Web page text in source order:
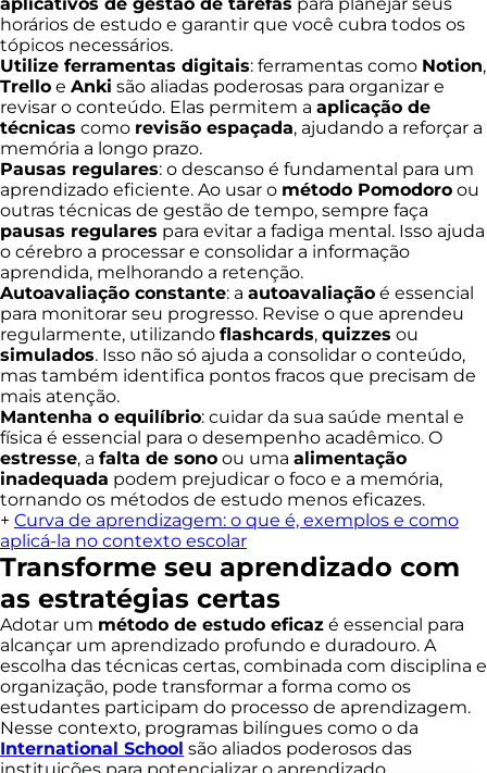
horários de estudo e garantir que você cubra todos os
tópicos necessários.
Utilize ferramentas digitais: ferramentas como Notion,
Trello e Anki são aliadas poderosas para organizar e
revisar o conteúdo. Elas permitem a aplicação de
técnicas como revisão espaçada, ajudando a reforçar a
memória a longo prazo.
Pausas regulares: o descanso é fundamental para um
aprendizado eficiente. Ao usar o método Pomodoro ou
outras técnicas de gestão de tempo, sempre faça
pausas regulares para evitar a fadiga mental. Isso ajuda
o cérebro a processar e consolidar a informação
aprendida, melhorando a retenção.
Autoavaliação constante: a autoavaliação é essencial
para monitorar seu progresso. Revise o que aprendeu
regularmente, utilizando flashcards, quizzes ou
simulados. Isso não só ajuda a consolidar o conteúdo,
mas também identifica pontos fracos que precisam de
mais atenção.
Mantenha o equilíbrio: cuidar da sua saúde mental e
física é essencial para o desempenho acadêmico. O
estresse, a falta de sono ou uma alimentação
inadequada podem prejudicar o foco e a memória,
tornando os métodos de estudo menos eficazes.
+ Curva de aprendizagem: o que é, exemplos e como
aplicá-la no contexto escolar
Transforme seu aprendizado com
as estratégias certas
Adotar um método de estudo eficaz é essencial para
alcançar um aprendizado profundo e duradouro. A
escolha das técnicas certas, combinada com disciplina e
organização, pode transformar a forma como os
estudantes participam do processo de aprendizagem.
Nesse contexto, programas bilíngues como o da
International School são aliados poderosos das